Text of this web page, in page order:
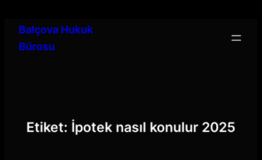
Balçova Hukuk
Bürosu
Etiket: İpotek nasıl konulur 2025